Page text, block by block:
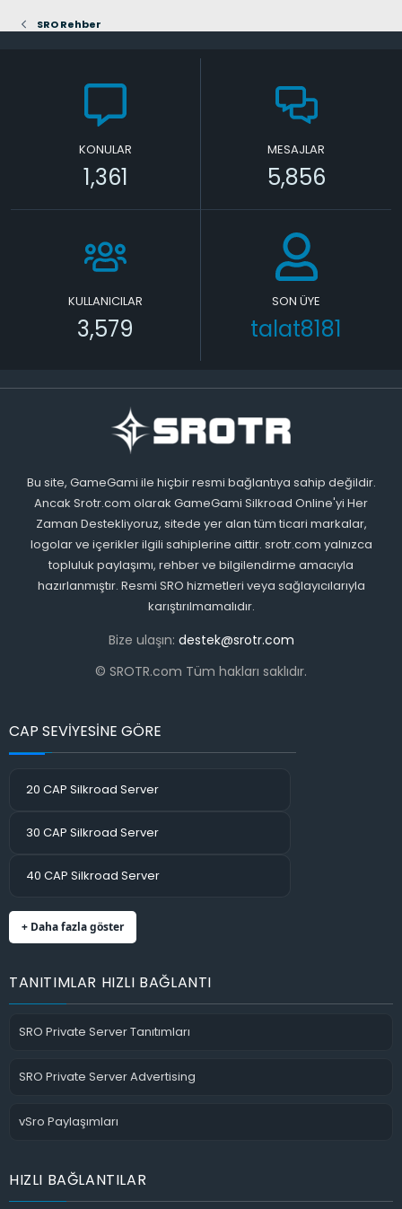
SRO Rehber
KONULAR
1,361
MESAJLAR
5,856
KULLANICILAR
3,579
SON ÜYE
talat8181
Bu site, GameGami ile hiçbir resmi bağlantıya sahip değildir.
Ancak Srotr.com olarak GameGami Silkroad Online'yi Her
Zaman Destekliyoruz, sitede yer alan tüm ticari markalar,
logolar ve içerikler ilgili sahiplerine aittir. srotr.com yalnızca
topluluk paylaşımı, rehber ve bilgilendirme amacıyla
hazırlanmıştır. Resmi SRO hizmetleri veya sağlayıcılarıyla
karıştırılmamalıdır.
Bize ulaşın: destek@srotr.com
© SROTR.com Tüm hakları saklıdır.
CAP SEVİYESİNE GÖRE
20 CAP Silkroad Server
30 CAP Silkroad Server
40 CAP Silkroad Server
+ Daha fazla göster
TANITIMLAR HIZLI BAĞLANTI
SRO Private Server Tanıtımları
SRO Private Server Advertising
vSro Paylaşımları
HIZLI BAĞLANTILAR